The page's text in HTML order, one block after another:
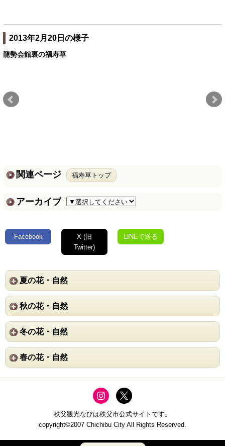
2013年2月20日の様子
龍勢会館裏の福寿草
関連ページ 福寿草トップ
アーカイブ
Facebook
X (旧
Twitter)
LINEで送る
夏の花・自然
秋の花・自然
冬の花・自然
春の花・自然
秩父観光なびは秩父市公式サイトです。
copyright©2007 Chichibu City All Rights Reserved.